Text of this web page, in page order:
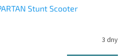
Stunt Scooter
3 dny